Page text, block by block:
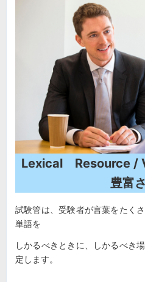
Lexical Resource /
豊富さ
試験管は、受験者が言葉をたく
単語を
しかるべきときに、しかるべき
定します。